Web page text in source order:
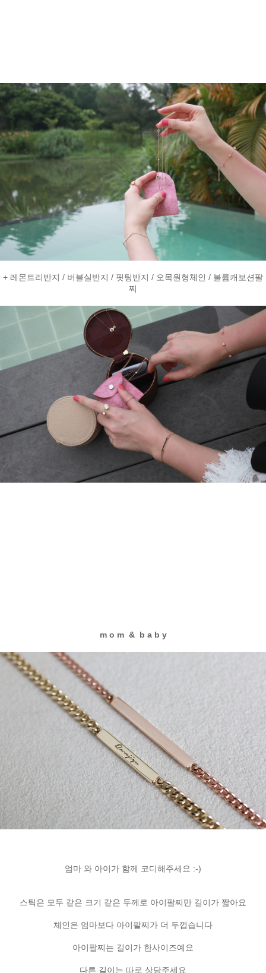
+ 레몬트리반지 / 버블실반지 / 핏팅반지 / 오목원형체인 / 볼륨캐보션팔
찌
m o m & b a b y
엄마 와 아이가 함께 코디해주세요 :-)
스틱은 모두 같은 크기 같은 두께로 아이팔찌만 길이가 짧아요
체인은 엄마보다 아이팔찌가 더 두껍습니다
아이팔찌는 길이가 한사이즈예요
다른 길이는 따로 상담주세요